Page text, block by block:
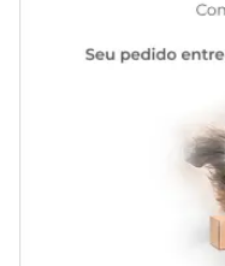
Pulverize nos locais que
necessidades ou em
a área ficar ligeiramente
Se houver dúvida sobre a
ou tecido, teste-o numa